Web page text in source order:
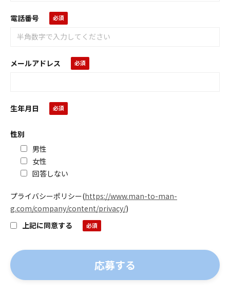
電話番号
メールアドレス
生年月日
性別
男性
女性
回答しない
プライバシーポリシー(https://www.man-to-man-
g.com/company/content/privacy/)
上記に同意する